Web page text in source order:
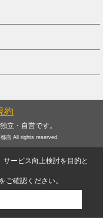
約
立・自営です。
店 All rights reserved.
ービス向上検討を目的と
をご確認ください。